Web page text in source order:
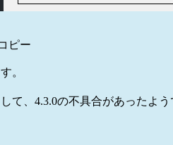
ピー
。
て、4.3.0の不具合があったよ